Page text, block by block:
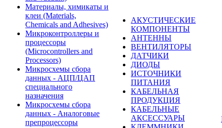
Материалы, химикаты и
клеи (Materials,
Chemicals and Adhesives)
Микроконтроллеры и
процессоры
(Microcontrollers and
Processors)
Микросхемы сбора
данных - АЦП/ЦАП
специального
назначения
Микросхемы сбора
данных - Аналоговые
препроцессоры
АКУСТИЧЕСКИЕ
КОМПОНЕНТЫ
АНТЕННЫ
ВЕНТИЛЯТОРЫ
ДАТЧИКИ
ДИОДЫ
ИСТОЧНИКИ
ПИТАНИЯ
КАБЕЛЬНАЯ
ПРОДУКЦИЯ
КАБЕЛЬНЫЕ
АКСЕССУАРЫ